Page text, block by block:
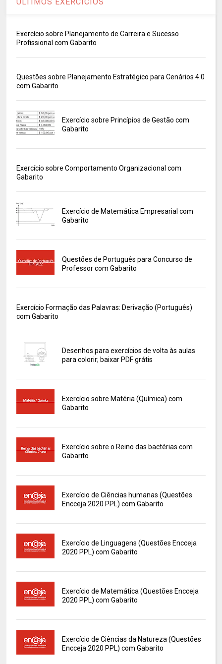
Exercício sobre Planejamento de Carreira e Sucesso
Profissional com Gabarito
Questões sobre Planejamento Estratégico para Cenários 4.0
com Gabarito
Exercício sobre Princípios de Gestão com
Gabarito
Exercício sobre Comportamento Organizacional com
Gabarito
Exercício de Matemática Empresarial com
Gabarito
Questões de Português para Concurso de
Professor com Gabarito
Exercício Formação das Palavras: Derivação (Português)
com Gabarito
Desenhos para exercícios de volta às aulas
para colorir; baixar PDF grátis
Exercício sobre Matéria (Química) com
Gabarito
Exercício sobre o Reino das bactérias com
Gabarito
Exercício de Ciências humanas (Questões
Encceja 2020 PPL) com Gabarito
Exercício de Linguagens (Questões Encceja
2020 PPL) com Gabarito
Exercício de Matemática (Questões Encceja
2020 PPL) com Gabarito
Exercício de Ciências da Natureza (Questões
Encceja 2020 PPL) com Gabarito